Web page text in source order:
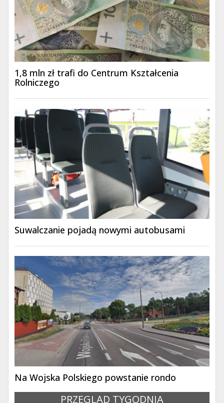
1,8 mln zł trafi do Centrum Kształcenia
Rolniczego
Suwalczanie pojadą nowymi autobusami
Na Wojska Polskiego powstanie rondo
PRZEGLĄD TYGODNIA